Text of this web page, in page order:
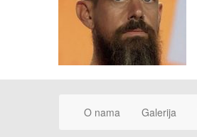
O nama Galerija